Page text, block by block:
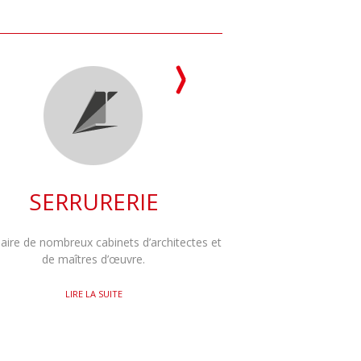
SERRURERIE
de nombreux cabinets d’architectes et
de maîtres d’œuvre.
LIRE LA SUITE